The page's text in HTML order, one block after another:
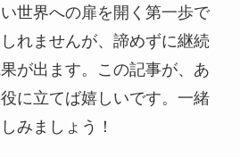
世界への扉を開く第一歩で
れませんが、諦めずに継続
が出ます。この記事が、あ
に立てば嬉しいです。一緒
みましょう！